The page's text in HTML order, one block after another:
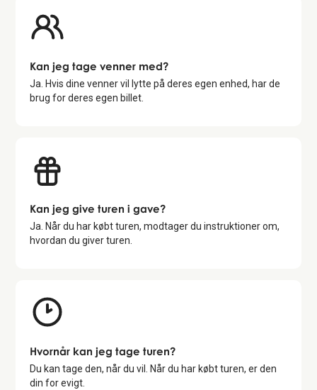
Kan jeg tage venner med?
Ja. Hvis dine venner vil lytte på deres egen enhed, har de
brug for deres egen billet.
Kan jeg give turen i gave?
Ja. Når du har købt turen, modtager du instruktioner om,
hvordan du giver turen.
Hvornår kan jeg tage turen?
Du kan tage den, når du vil. Når du har købt turen, er den
din for evigt.